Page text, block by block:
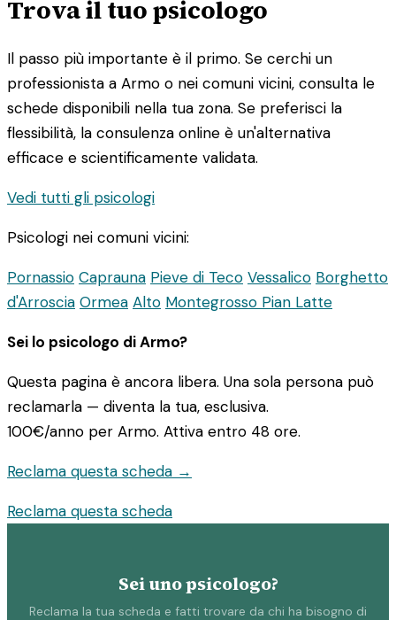
Trova il tuo psicologo
Il passo più importante è il primo. Se cerchi un
professionista a Armo o nei comuni vicini, consulta le
schede disponibili nella tua zona. Se preferisci la
flessibilità, la consulenza online è un'alternativa
efficace e scientificamente validata.
Vedi tutti gli psicologi
Psicologi nei comuni vicini:
Pornassio Caprauna Pieve di Teco Vessalico Borghetto
d'Arroscia Ormea Alto Montegrosso Pian Latte
Sei lo psicologo di Armo?
Questa pagina è ancora libera. Una sola persona può
reclamarla — diventa la tua, esclusiva.
100€/anno per Armo. Attiva entro 48 ore.
Reclama questa scheda →
Reclama questa scheda
Sei uno psicologo?
Reclama la tua scheda e fatti trovare da chi ha bisogno di